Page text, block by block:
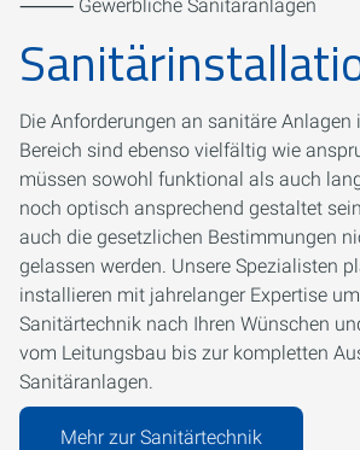
⸻ Gewerbliche Sanitäranlagen
Die Anforderungen an sanitäre Anlagen
Bereich sind ebenso vielfältig wie
müssen sowohl funktional als auch
noch optisch ansprechend gestaltet
auch die gesetzlichen Bestimmungen
gelassen werden. Unsere Spezialisten
installieren mit jahrelanger Expertise
Sanitärtechnik nach Ihren Wünschen
vom Leitungsbau bis zur kompletten
Sanitäranlagen.
Mehr zur Sanitärtechnik